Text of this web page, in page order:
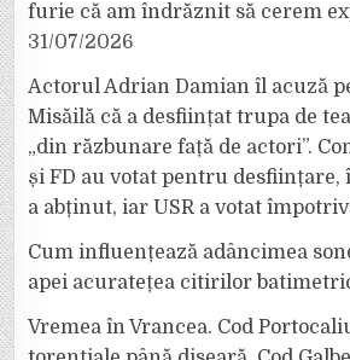
furie că am îndrăznit să cerem
31/07/2026
Actorul Adrian Damian îl acuză
Misăilă că a desființat trupa de
„din răzbunare față de actori”.
și FD au votat pentru desființare,
a abținut, iar USR a votat
Cum influențează adâncimea
apei acuratețea citirilor
Vremea în Vrancea. Cod